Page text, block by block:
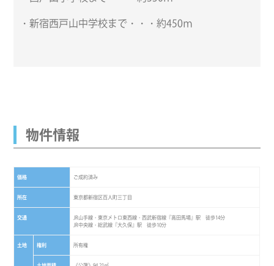
・新宿西戸山中学校まで・・・約450ｍ
物件情報
価格 ご成約済み
所在 東京都新宿区百人町三丁目
交通
JR山手線・東京メトロ東西線・西武新宿線『高田馬場』駅 徒歩14分
JR中央線・総武線『大久保』駅 徒歩10分
土地 権利 所有権